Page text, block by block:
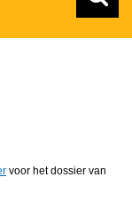
voor het dossier van